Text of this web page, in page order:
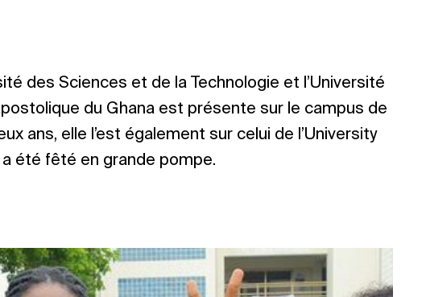
des Sciences et de la Technologie et l’Université
du Ghana est présente sur le campus de
ans, elle l’est également sur celui de l’University
été fêté en grande pompe.